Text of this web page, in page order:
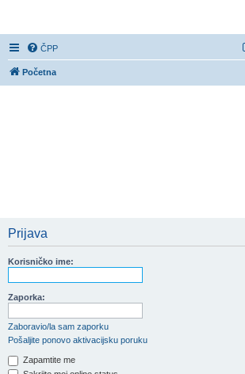
ČPP
Početna
Prijava
Korisničko ime:
Zaporka:
Zaboravio/la sam zaporku
Pošaljite ponovo aktivacijsku poruku
Zapamtite me